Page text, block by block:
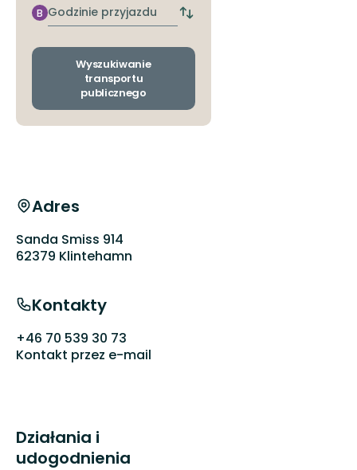
przystanek
Godzinie
przyjazdu
B
Zmiana
odjazdu
Wyszukiwanie
transportu
publicznego
Adres
Sanda Smiss 914
62379 Klintehamn
Kontakty
+46 70 539 30 73
Kontakt przez e-mail
Działania i
udogodnienia